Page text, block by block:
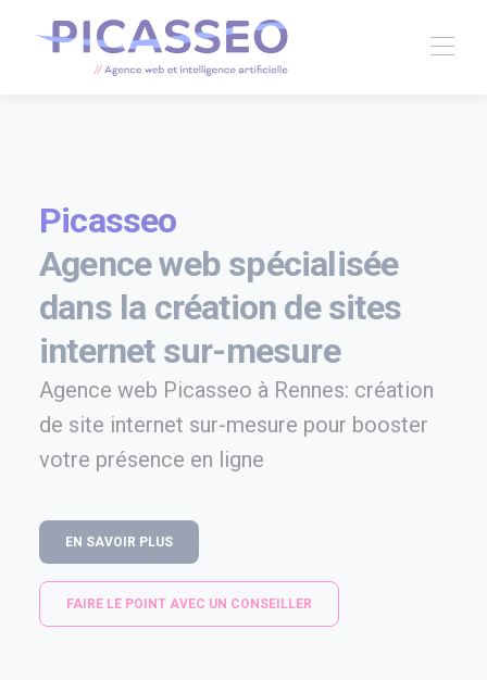
Picasseo
Agence web spécialisée
dans la création de sites
internet sur-mesure
Agence web Picasseo à Rennes: création
de site internet sur-mesure pour booster
votre présence en ligne
EN SAVOIR PLUS
FAIRE LE POINT AVEC UN CONSEILLER